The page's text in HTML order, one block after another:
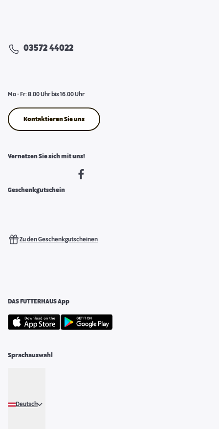
03572 44022
Mo - Fr: 8.00 Uhr bis 16.00 Uhr
Kontaktieren Sie uns
Vernetzen Sie sich mit uns!
Geschenkgutschein
Zu den Geschenkgutscheinen
DAS FUTTERHAUS App
Sprachauswahl
Deutsch